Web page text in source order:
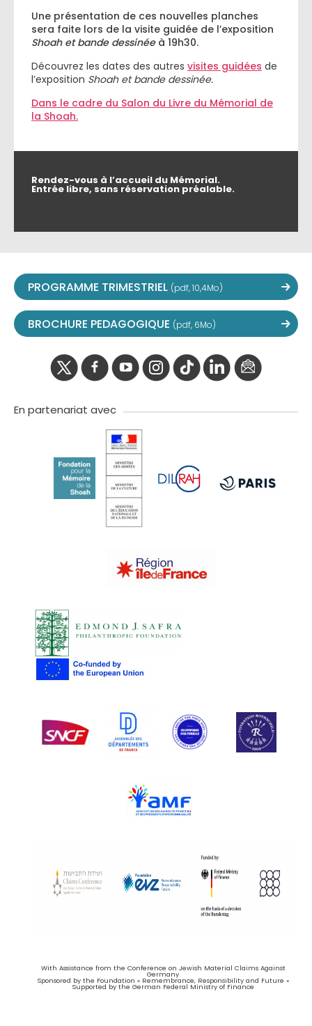
Une présentation de ces nouvelles planches
sera faite lors de la visite guidée de l’exposition
Shoah et bande dessinéeà 19h30.
Découvrez les dates des autres visites guidées de
l’exposition Shoah et bande dessinée.
Dans le cadre du Salon du Livre du Mémorial de
la Shoah.
Rendez-vous à l’accueil du Mémorial.
Entrée libre, sans réservation préalable.
PROGRAMME TRIMESTRIEL (pdf, 10,4Mo)
BROCHURE PEDAGOGIQUE (pdf, 6Mo)
En partenariat avec
With Assistance from the Conference on Jewish Material Claims Against
Germany
Sponsored by the Foundation « Remembrance, Responsibility and Future »
Supported by the German Federal Ministry of Finance